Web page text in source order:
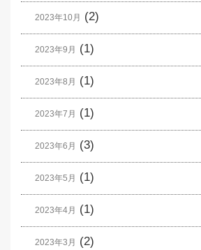
2023年10月 (2)
2023年9月 (1)
2023年8月 (1)
2023年7月 (1)
2023年6月 (3)
2023年5月 (1)
2023年4月 (1)
2023年3月 (2)